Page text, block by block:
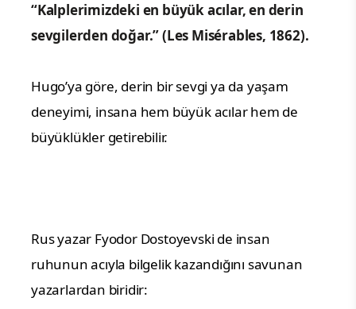
“Kalplerimizdeki en büyük acılar, en derin
sevgilerden doğar.” (Les Misérables, 1862).
Hugo’ya göre, derin bir sevgi ya da yaşam
deneyimi, insana hem büyük acılar hem de
büyüklükler getirebilir.
Rus yazar Fyodor Dostoyevski de insan
ruhunun acıyla bilgelik kazandığını savunan
yazarlardan biridir: